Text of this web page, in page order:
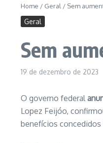
Home / Geral / Sem
Geral
Sem
19 de dezembro de 2023
O governo federal
Lopez Feijóo,
benefícios